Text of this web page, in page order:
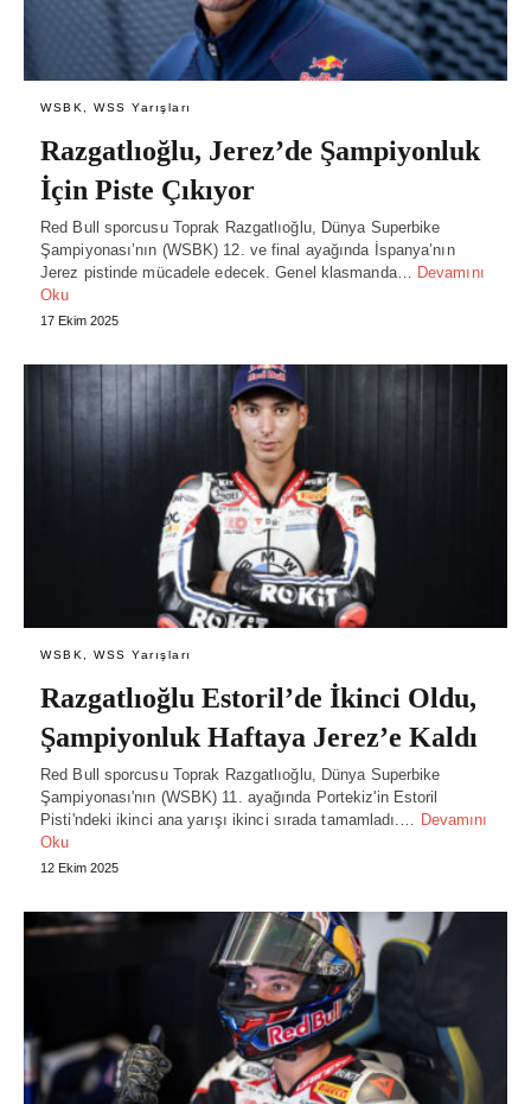
WSBK, WSS Yarışları
Razgatlıoğlu, Jerez’de Şampiyonluk
İçin Piste Çıkıyor
Red Bull sporcusu Toprak Razgatlıoğlu, Dünya Superbike
Şampiyonası’nın (WSBK) 12. ve final ayağında İspanya’nın
Jerez pistinde mücadele edecek. Genel klasmanda… Devamını
Oku
17 Ekim 2025
WSBK, WSS Yarışları
Razgatlıoğlu Estoril’de İkinci Oldu,
Şampiyonluk Haftaya Jerez’e Kaldı
Red Bull sporcusu Toprak Razgatlıoğlu, Dünya Superbike
Şampiyonası'nın (WSBK) 11. ayağında Portekiz'in Estoril
Pisti'ndeki ikinci ana yarışı ikinci sırada tamamladı.…
Devamını
Oku
12 Ekim 2025